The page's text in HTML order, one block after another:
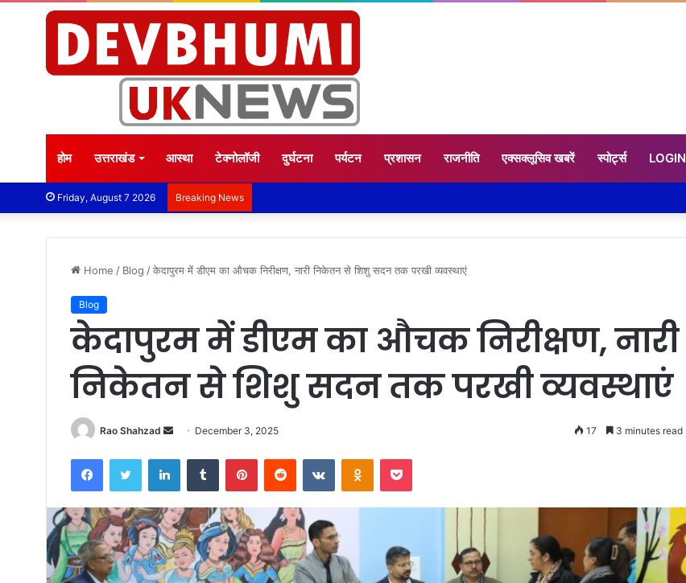
होम उत्तराखंड आस्था टेक्नोलॉजी दुर्घटना पर्यटन प्रशासन राजनीति एक्सक्लूसिव खबरें स्पोर्ट्स LOGIN
Friday, August 7 2026 Breaking News
Home / Blog /केदापुरम में डीएम का औचक निरीक्षण, नारी निकेतन से शिशु सदन तक परखी व्यवस्थाएं
Blog
केदापुरम में डीएम का औचक निरीक्षण, नारी
निकेतन से शिशु सदन तक परखी व्यवस्थाएं
Rao Shahzad
Send December 3, 2025 17 3 minutes read
FacebookTwitter LinkedInTumblr PinterestReddit VKontakteOdnoklassniki
Pocket